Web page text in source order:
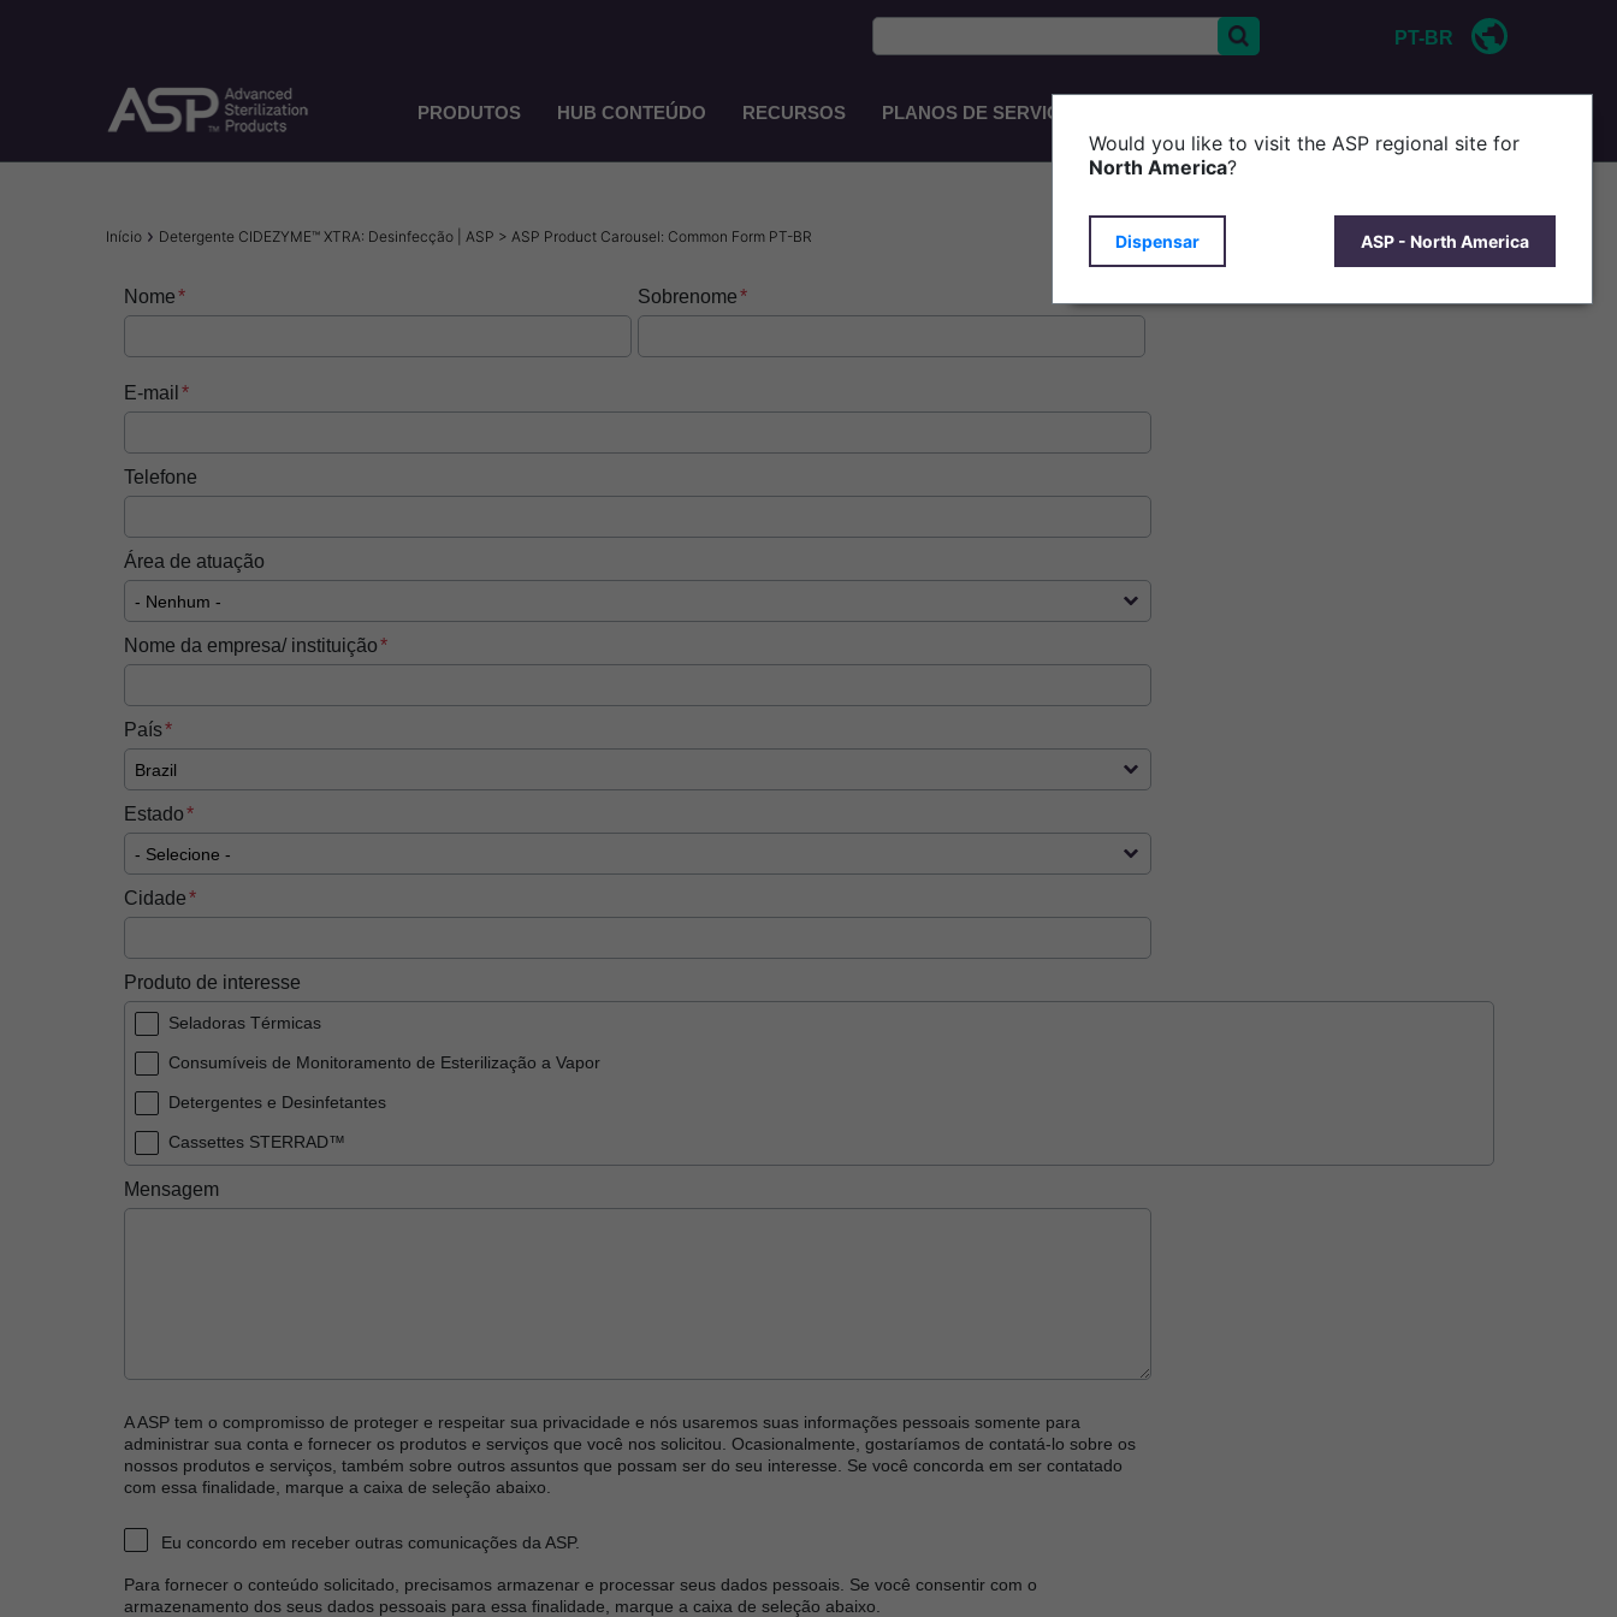
PT-BR
Main
Navigation
PRODUTOS HUB CONTEÚDO RECURSOS PLANOS DE SERVIÇO
Trilha
navegação
Início Detergente CIDEZYME™ XTRA: Desinfecção | ASP > ASP Product Carousel: Common Form PT-BR
Nome Sobrenome
E-mail
Telefone
Área de atuação
Nome da empresa/ instituição
País
Estado
Cidade
Produto de interesse
Seladoras Térmicas
Consumíveis de Monitoramento de Esterilização a Vapor
Detergentes e Desinfetantes
Cassettes STERRAD™
Sistemas STERRAD™
Mensagem
A ASP tem o compromisso de proteger e respeitar sua privacidade e nós usaremos suas informações pessoais somente para
administrar sua conta e fornecer os produtos e serviços que você nos solicitou. Ocasionalmente, gostaríamos de contatá-lo sobre os
nossos produtos e serviços, também sobre outros assuntos que possam ser do seu interesse. Se você concorda em ser contatado
com essa finalidade, marque a caixa de seleção abaixo.
Eu concordo em receber outras comunicações da ASP.
Para fornecer o conteúdo solicitado, precisamos armazenar e processar seus dados pessoais. Se você consentir com o
armazenamento dos seus dados pessoais para essa finalidade, marque a caixa de seleção abaixo.
Would you like to visit the ASP regional site for
North America?
Dispensar ASP - North America